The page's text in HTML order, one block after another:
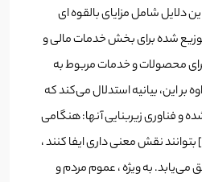
دلایل شامل مزایای بالقوه ای
شده برای بخش خدمات مالی و
محصولات و خدمات مربوط به
بر این، بیانیه استدلال می‌کند که
و فناوری زیربنایی آنها: هنگامی
نقش معنی داری ایفا کنند ،
به ویژه ، عموم مردم و